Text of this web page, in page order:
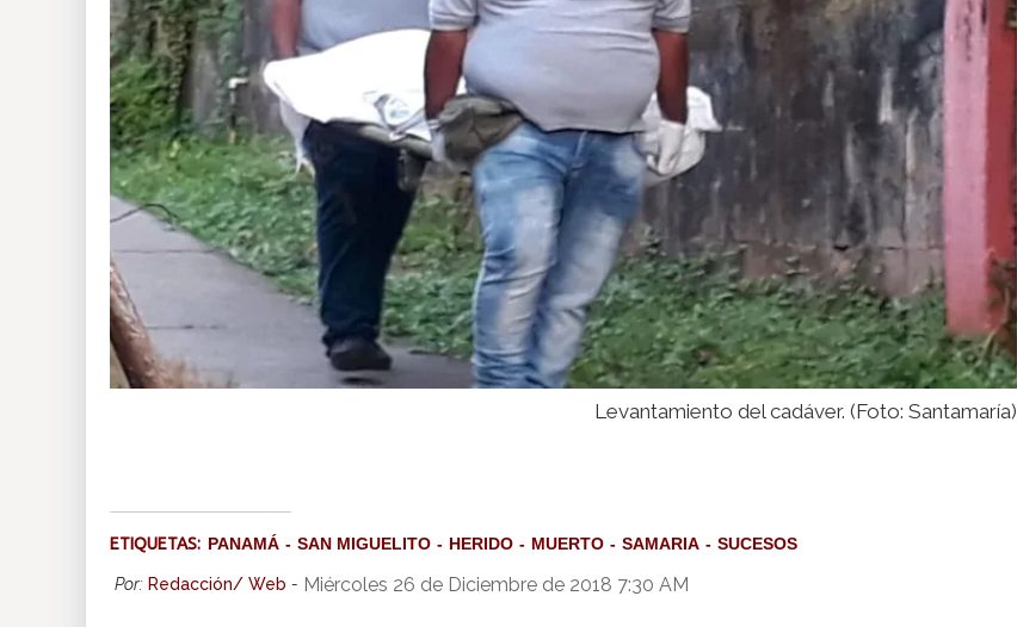
Levantamiento del cadáver. (Foto: Santamaría)
ETIQUETAS: PANAMÁ SAN MIGUELITO HERIDO MUERTO SAMARIA SUCESOS
Por: Redacción/ Web - Miércoles 26 de Diciembre de 2018 7:30 AM